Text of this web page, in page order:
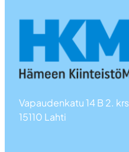
Vapaudenkatu 14 B 2. krs
15110 Lahti